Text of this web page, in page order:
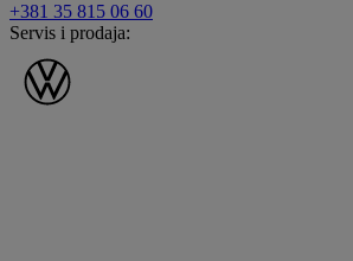
+381 35 815 06 60
Servis i prodaja: